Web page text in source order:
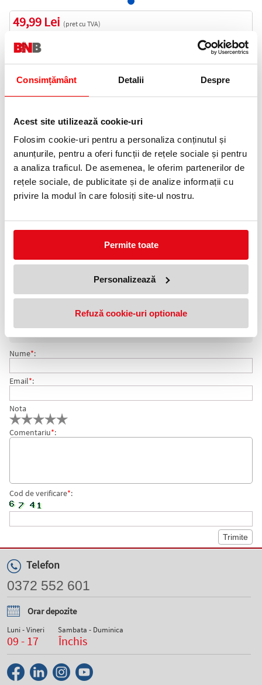
Consimțământ Detalii Despre
Acest site utilizează cookie-uri
Folosim cookie-uri pentru a personaliza conținutul și
anunțurile, pentru a oferi funcții de rețele sociale și pentru
a analiza traficul. De asemenea, le oferim partenerilor de
rețele sociale, de publicitate și de analize informații cu
privire la modul în care folosiți site-ul nostru.
Permite toate
Personalizează
Refuză cookie-uri optionale
49,99 Lei (pret cu TVA)
50 puncte de fidelitate
Informatii livrare
Telefon:
0372 552 601
Ambalare: 100 coli/top.
Numar etichete: 12 etichete/pagina.
Etichete autoadezive EXTE pentru diverse aplicatii. Tehnologie
COMENTARII ETICHETE AUTOADEZIVE 12/PAG 105 X 48
Nu exista comentarii. Fii primul care comenteaza acest produs!
Adresa de e-mail ramane confidentiala si nu va fi afisata pe site.
Nume*:
Email*:
Nota
Comentariu*:
Cod de verificare*:
Telefon
0372 552 601
Orar depozite
Luni - Vineri
09 - 17
Sambata - Duminica
Închis